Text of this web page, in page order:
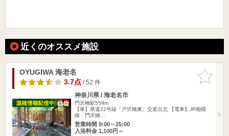
近くのオススメ施設
お気に入
りに追加
OYUGIWA 海老名
3.7点/ 52 件
神奈川県 / 海老名市
門沢橋駅559m
【車】県道22号線「戸沢橋東」交差点北 【電車】JR相模
線「門沢橋…
営業時間 9:00～25:00
入浴料金 1,100円～